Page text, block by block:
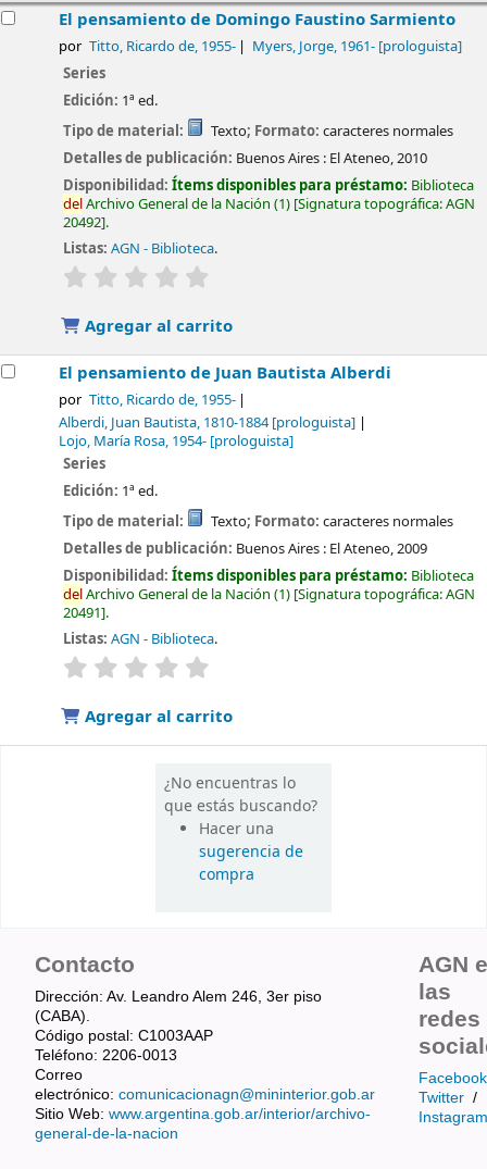
El pensamiento de Domingo Faustino Sarmiento
por Titto, Ricardo de, 1955- Myers, Jorge, 1961-[prologuista]
Series
Edición: 1ª ed.
Tipo de material:
Texto; Formato: caracteres normales
Detalles de publicación: Buenos Aires : El Ateneo,2010
Disponibilidad:Ítems disponibles para préstamo: Biblioteca
delArchivo General de la Nación (1) Signatura topográfica:AGN
20492 .
Listas: AGN - Biblioteca.
valoración
Agregar al carrito
El pensamiento de Juan Bautista Alberdi
por Titto, Ricardo de, 1955-
Alberdi, Juan Bautista, 1810-1884[prologuista]
Lojo, María Rosa, 1954- [prologuista]
Series
Edición: 1ª ed.
Tipo de material:
Texto; Formato: caracteres normales
Detalles de publicación: Buenos Aires : El Ateneo,2009
Disponibilidad:Ítems disponibles para préstamo: Biblioteca
delArchivo General de la Nación (1) Signatura topográfica:AGN
20491 .
Listas: AGN - Biblioteca.
valoración
Agregar al carrito
¿No encuentras lo
que estás buscando?
Hacer una
sugerencia de
compra
Contacto
Dirección: Av. Leandro Alem 246, 3er piso
(CABA).
Código postal: C1003AAP
Teléfono: 2206-0013
Correo
electrónico: comunicacionagn@mininterior.gob.ar
Sitio Web: www.argentina.gob.ar/interior/archivo-
general-de-la-nacion
AGN
las
redes
Facebook
Twitter /
Instagram